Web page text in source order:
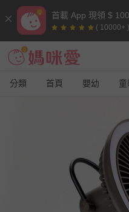
首載 App 現領 $
( 10000+ )
分類 首頁 嬰幼 童